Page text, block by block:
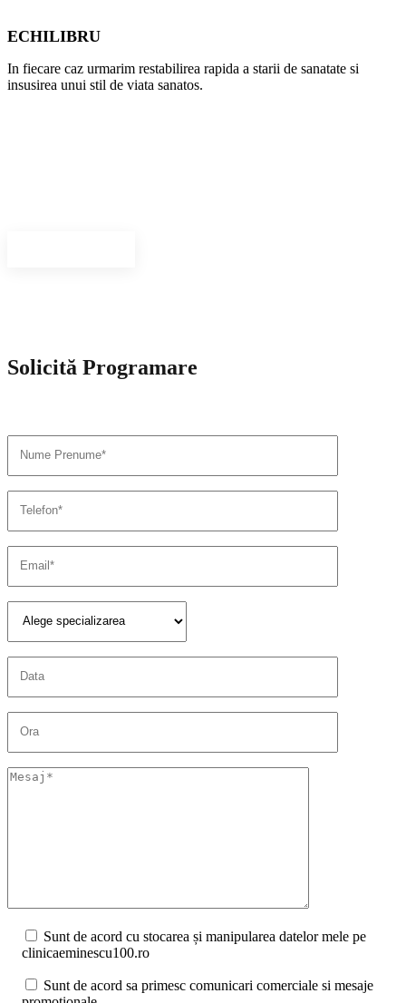
ECHILIBRU
In fiecare caz urmarim restabilirea rapida a starii de sanatate si
insusirea unui stil de viata sanatos.
Solicită Programare
Sunt de acord cu stocarea și manipularea datelor mele pe
clinicaeminescu100.ro
Sunt de acord sa primesc comunicari comerciale si mesaje